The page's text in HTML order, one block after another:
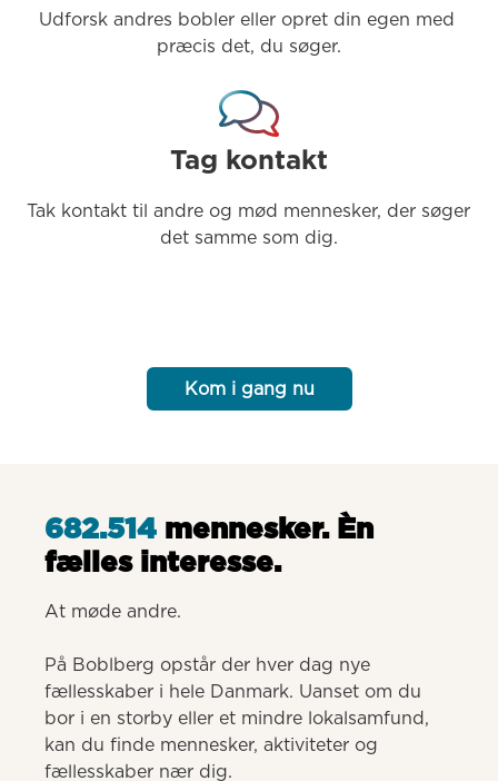
Udforsk andres bobler eller opret din egen med
præcis det, du søger.
Tag kontakt
Tak kontakt til andre og mød mennesker, der søger
det samme som dig.
Kom i gang nu
682.514 mennesker. Èn
fælles interesse.
At møde andre.
På Boblberg opstår der hver dag nye
fællesskaber i hele Danmark. Uanset om du
bor i en storby eller et mindre lokalsamfund,
kan du finde mennesker, aktiviteter og
fællesskaber nær dig.